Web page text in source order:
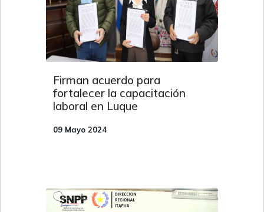
Firman acuerdo para
fortalecer la capacitación
laboral en Luque
09 Mayo 2024